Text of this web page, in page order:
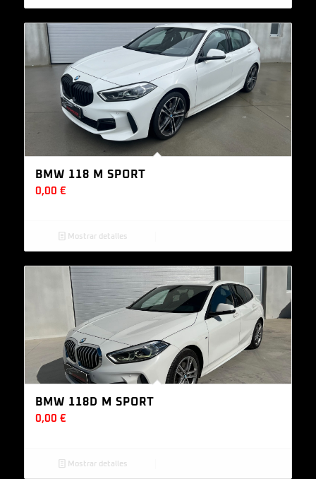
BMW 118 M SPORT
0,00 €
Mostrar detalles
BMW 118D M SPORT
0,00 €
Mostrar detalles